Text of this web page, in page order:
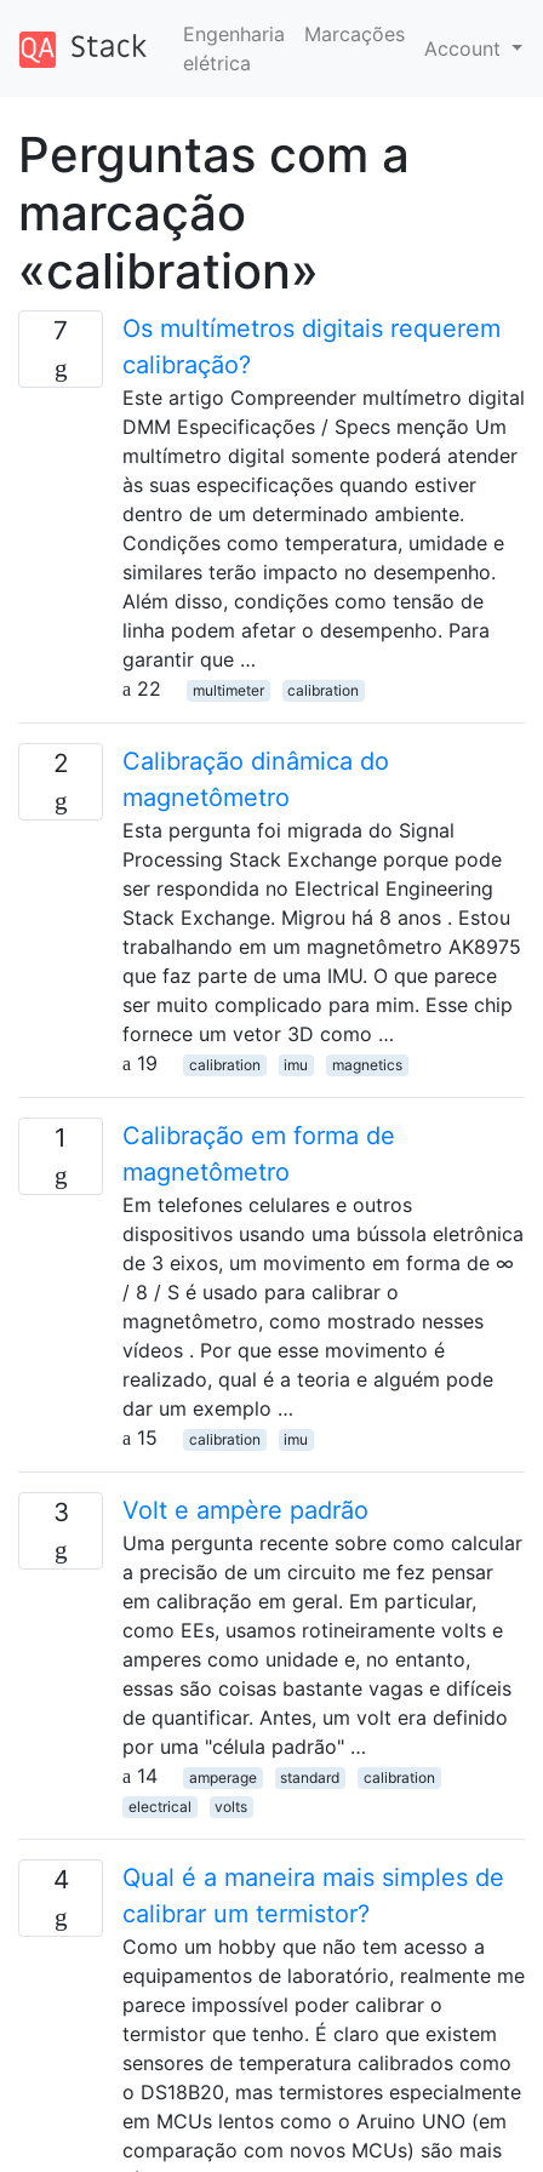
Engenharia
elétrica
Marcações
Account
Perguntas com a
marcação
«calibration»
7
Os multímetros digitais requerem
calibração?
Este artigo Compreender multímetro digital
DMM Especificações / Specs menção Um
multímetro digital somente poderá atender
às suas especificações quando estiver
dentro de um determinado ambiente.
Condições como temperatura, umidade e
similares terão impacto no desempenho.
Além disso, condições como tensão de
linha podem afetar o desempenho. Para
garantir que …
22
multimeter calibration
2
Calibração dinâmica do
magnetômetro
Esta pergunta foi migrada do Signal
Processing Stack Exchange porque pode
ser respondida no Electrical Engineering
Stack Exchange. Migrou há 8 anos . Estou
trabalhando em um magnetômetro AK8975
que faz parte de uma IMU. O que parece
ser muito complicado para mim. Esse chip
fornece um vetor 3D como …
19
calibration imu magnetics
1
Calibração em forma de
magnetômetro
Em telefones celulares e outros
dispositivos usando uma bússola eletrônica
de 3 eixos, um movimento em forma de ∞
/ 8 / S é usado para calibrar o
magnetômetro, como mostrado nesses
vídeos . Por que esse movimento é
realizado, qual é a teoria e alguém pode
dar um exemplo …
15
calibration imu
3 Volt e ampère padrão
Uma pergunta recente sobre como calcular
a precisão de um circuito me fez pensar
em calibração em geral. Em particular,
como EEs, usamos rotineiramente volts e
amperes como unidade e, no entanto,
essas são coisas bastante vagas e difíceis
de quantificar. Antes, um volt era definido
por uma "célula padrão" …
14
amperage standard
calibration
electrical
volts
4
Qual é a maneira mais simples de
calibrar um termistor?
Como um hobby que não tem acesso a
equipamentos de laboratório, realmente me
parece impossível poder calibrar o
termistor que tenho. É claro que existem
sensores de temperatura calibrados como
o DS18B20, mas termistores especialmente
em MCUs lentos como o Aruino UNO (em
comparação com novos MCUs) são mais